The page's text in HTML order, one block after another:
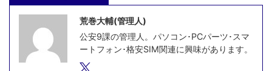
荒巻大輔(管理人)
公安9課の管理人。パソコン･PCパーツ･スマ
ートフォン･格安SIM関連に興味があります。